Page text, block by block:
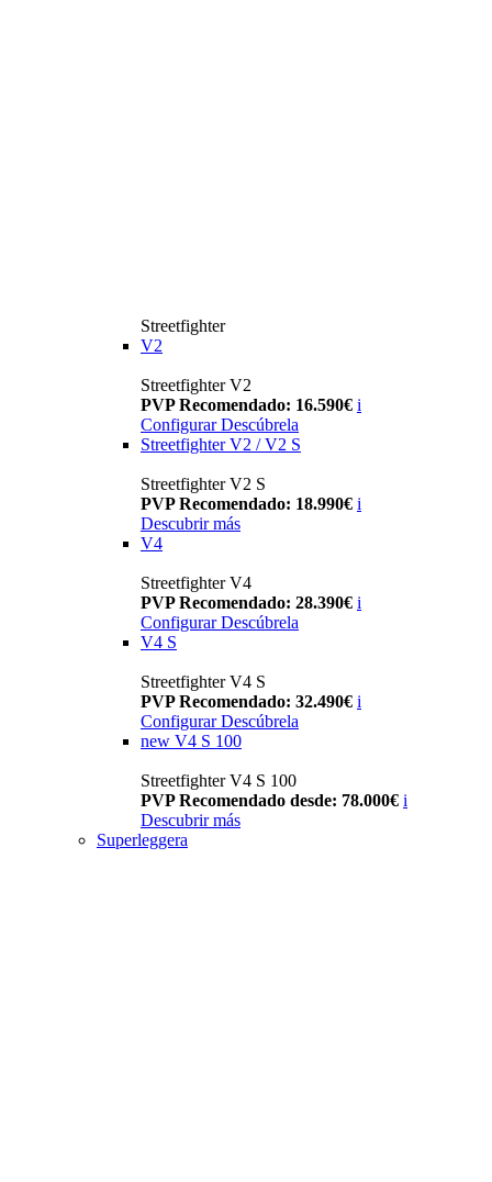
Streetfighter
V2
Streetfighter V2
PVP Recomendado: 16.590€ i
Configurar Descúbrela
Streetfighter V2 / V2 S
Streetfighter V2 S
PVP Recomendado: 18.990€ i
Descubrir más
V4
Streetfighter V4
PVP Recomendado: 28.390€ i
Configurar Descúbrela
V4 S
Streetfighter V4 S
PVP Recomendado: 32.490€ i
Configurar Descúbrela
new V4 S 100
Streetfighter V4 S 100
PVP Recomendado desde: 78.000€ i
Descubrir más
Superleggera